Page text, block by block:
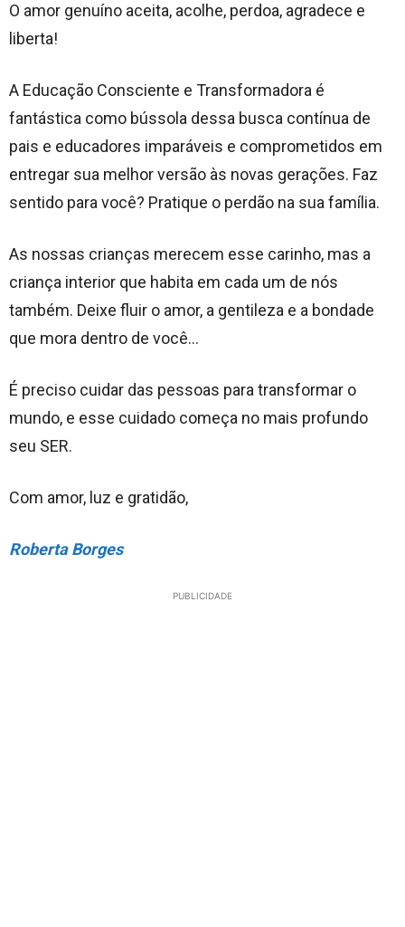
O amor genuíno aceita, acolhe, perdoa, agradece e
liberta!
A Educação Consciente e Transformadora é
fantástica como bússola dessa busca contínua de
pais e educadores imparáveis e comprometidos em
entregar sua melhor versão às novas gerações. Faz
sentido para você? Pratique o perdão na sua família.
As nossas crianças merecem esse carinho, mas a
criança interior que habita em cada um de nós
também. Deixe fluir o amor, a gentileza e a bondade
que mora dentro de você…
É preciso cuidar das pessoas para transformar o
mundo, e esse cuidado começa no mais profundo
seu SER.
Com amor, luz e gratidão,
Roberta Borges
PUBLICIDADE